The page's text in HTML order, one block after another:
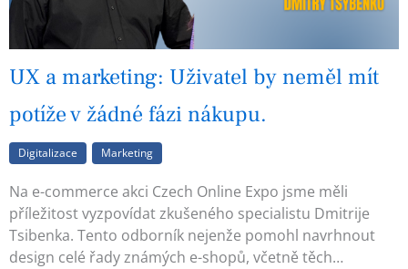
UX a marketing: Uživatel by neměl mít
potíže v žádné fázi nákupu.
Digitalizace Marketing
Na e-commerce akci Czech Online Expo jsme měli
příležitost vyzpovídat zkušeného specialistu Dmitrije
Tsibenka. Tento odborník nejenže pomohl navrhnout
design celé řady známých e-shopů, včetně těch…